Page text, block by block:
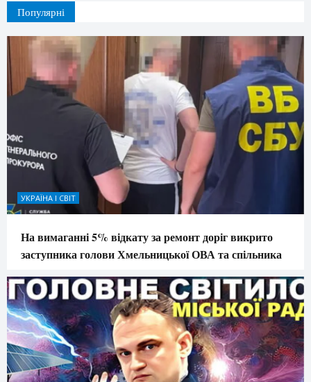
Популярні
УКРАЇНА І СВІТ
На вимаганні 5% відкату за ремонт доріг викрито
заступника голови Хмельницької ОВА та спільника